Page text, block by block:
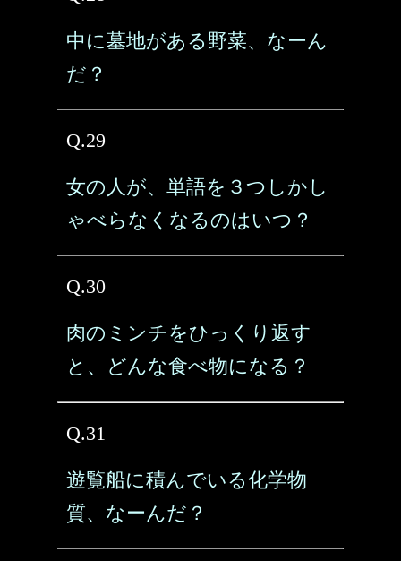
中に墓地がある野菜、なーん
だ？
Q.29
女の人が、単語を３つしかし
ゃべらなくなるのはいつ？
Q.30
肉のミンチをひっくり返す
と、どんな食べ物になる？
Q.31
遊覧船に積んでいる化学物
質、なーんだ？